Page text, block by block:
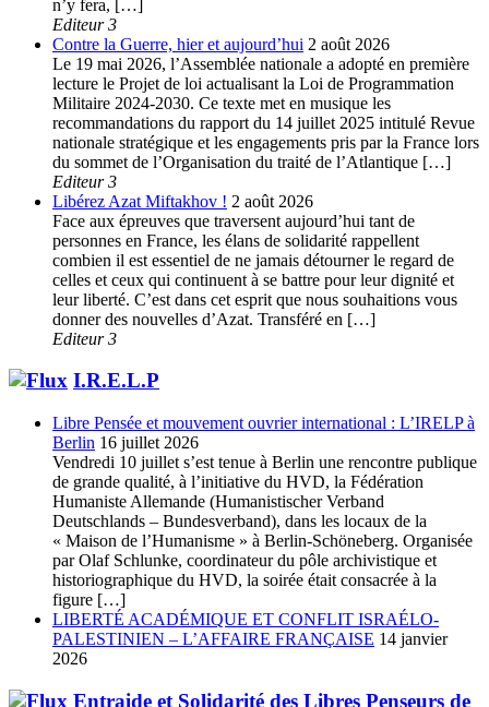
n’y fera, […]
Editeur 3
Contre la Guerre, hier et aujourd’hui 2 août 2026
Le 19 mai 2026, l’Assemblée nationale a adopté en première
lecture le Projet de loi actualisant la Loi de Programmation
Militaire 2024-2030. Ce texte met en musique les
recommandations du rapport du 14 juillet 2025 intitulé Revue
nationale stratégique et les engagements pris par la France lors
du sommet de l’Organisation du traité de l’Atlantique […]
Editeur 3
Libérez Azat Miftakhov ! 2 août 2026
Face aux épreuves que traversent aujourd’hui tant de
personnes en France, les élans de solidarité rappellent
combien il est essentiel de ne jamais détourner le regard de
celles et ceux qui continuent à se battre pour leur dignité et
leur liberté. C’est dans cet esprit que nous souhaitions vous
donner des nouvelles d’Azat. Transféré en […]
Editeur 3
I.R.E.L.P
Libre Pensée et mouvement ouvrier international : L’IRELP à
Berlin 16 juillet 2026
Vendredi 10 juillet s’est tenue à Berlin une rencontre publique
de grande qualité, à l’initiative du HVD, la Fédération
Humaniste Allemande (Humanistischer Verband
Deutschlands – Bundesverband), dans les locaux de la
« Maison de l’Humanisme » à Berlin-Schöneberg. Organisée
par Olaf Schlunke, coordinateur du pôle archivistique et
historiographique du HVD, la soirée était consacrée à la
figure […]
LIBERTÉ ACADÉMIQUE ET CONFLIT ISRAÉLO-
PALESTINIEN – L’AFFAIRE FRANÇAISE 14 janvier
2026
Entraide et Solidarité des Libres Penseurs de